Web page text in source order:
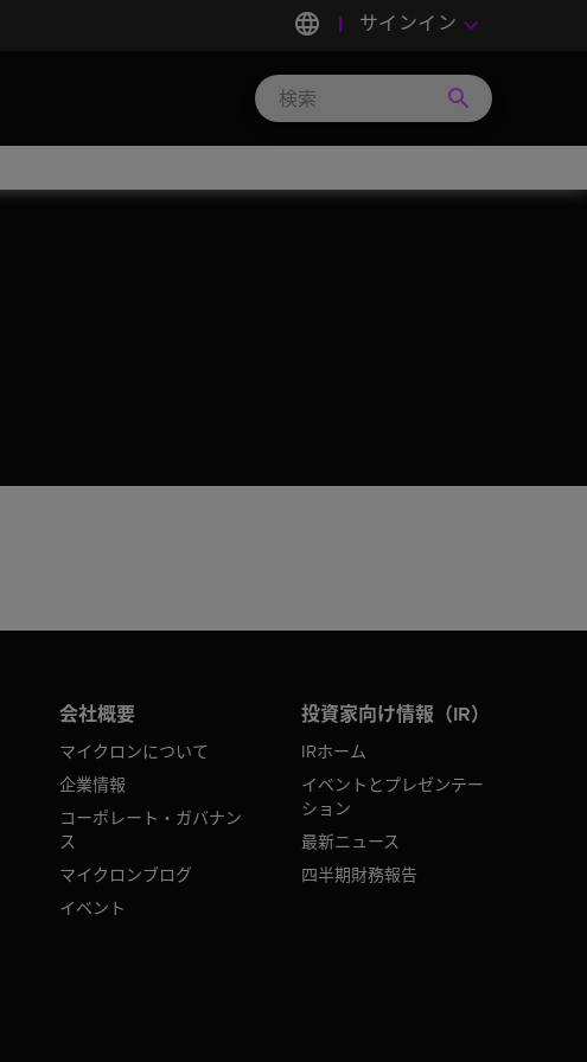
language サインイン keyboard_arrow_down
search
会社概要
マイクロンについて
企業情報
コーポレート・ガバナン
ス
マイクロンブログ
イベント
投資家向け情報（IR）
IRホーム
イベントとプレゼンテー
ション
最新ニュース
四半期財務報告